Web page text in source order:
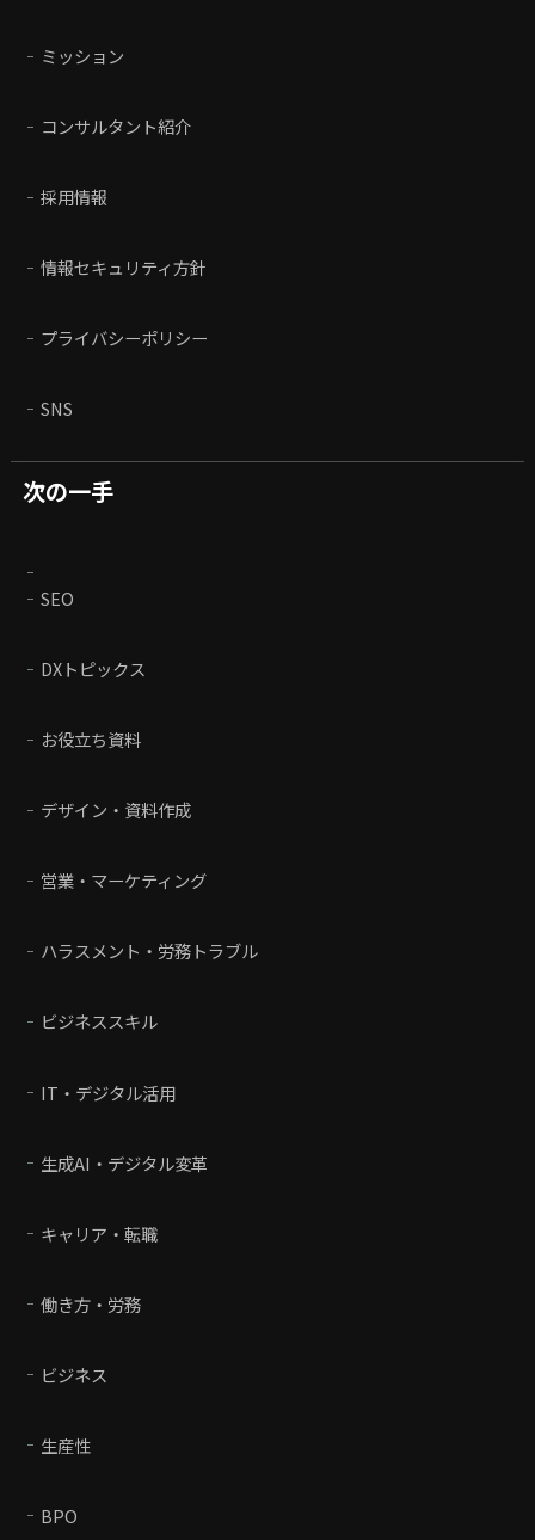
ミッション
コンサルタント紹介
採用情報
情報セキュリティ方針
プライバシーポリシー
SNS
次の一手
SEO
DXトピックス
お役立ち資料
デザイン・資料作成
営業・マーケティング
ハラスメント・労務トラブル
ビジネススキル
IT・デジタル活用
生成AI・デジタル変革
キャリア・転職
働き方・労務
ビジネス
生産性
BPO